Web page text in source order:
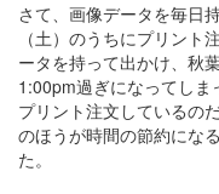
さて、画像データを毎日
（土）のうちにプリン
ータを持って出かけ、秋
1:00pm過ぎになってし
プリント注文しているの
のほうが時間の節約にな
た。